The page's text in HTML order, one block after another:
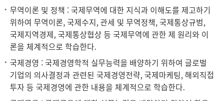
무역이론 및 정책 : 국제무역에 대한 지식과 이해도를 제고하기
위하여 무역이론, 국제수지, 관세 및 무역정책, 국제통상규범,
국제지역경제, 국제통상협상 등 국제무역에 관한 제 원리와 이
론을 체계적으로 학습한다.
국제경영 : 국제경영학적 실무능력을 배양하기 위하여 글로벌
기업의 의사결정과 관련된 국제경영전략, 국제마케팅, 해외직접
투자 등 국제경영에 관한 내용을 체계적으로 학습한다.